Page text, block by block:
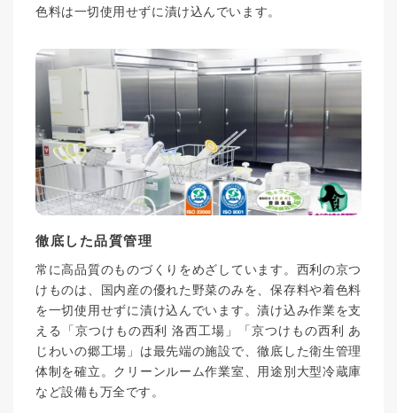
色料は一切使用せずに漬け込んでいます。
徹底した品質管理
常に高品質のものづくりをめざしています。西利の京つ
けものは、国内産の優れた野菜のみを、保存料や着色料
を一切使用せずに漬け込んでいます。漬け込み作業を支
える「京つけもの西利 洛西工場」「京つけもの西利 あ
じわいの郷工場」は最先端の施設で、徹底した衛生管理
体制を確立。クリーンルーム作業室、用途別大型冷蔵庫
など設備も万全です。